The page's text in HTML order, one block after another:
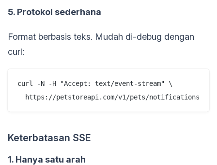
5. Protokol sederhana
Format berbasis teks. Mudah di-debug dengan
curl:
curl -N -H "Accept: text/event-stream" \
Keterbatasan SSE
1. Hanya satu arah